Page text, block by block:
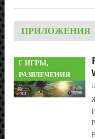
ПРИЛОЖЕНИЯ
ИГРЫ,
РАЗВЛЕЧЕНИЯ